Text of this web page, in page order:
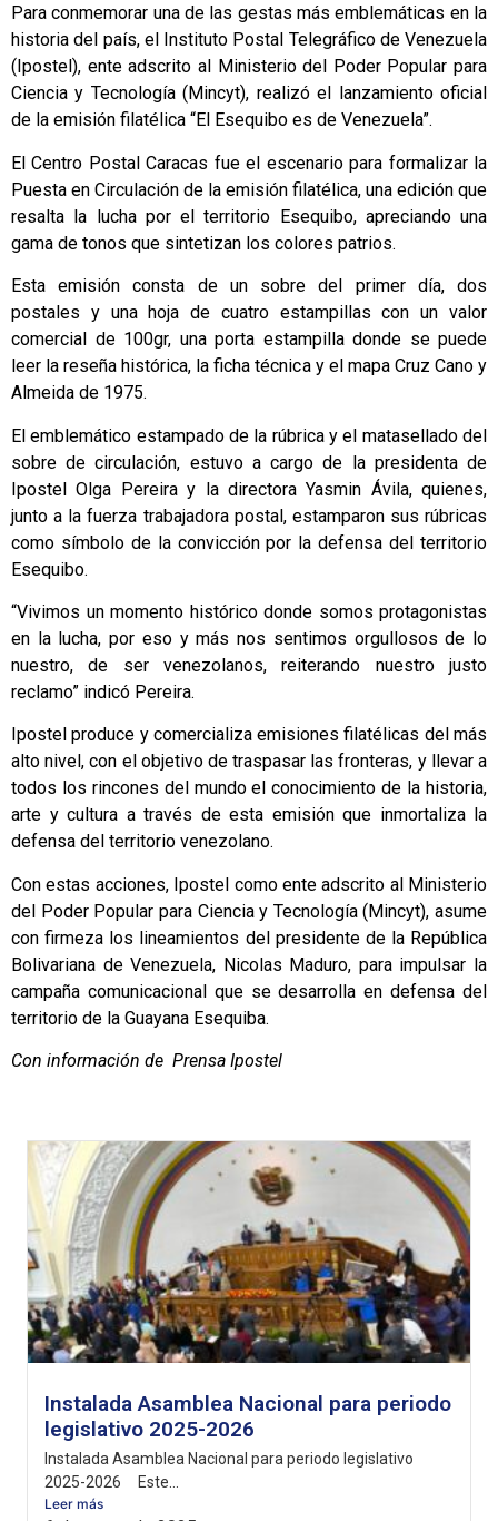
Para conmemorar una de las gestas más emblemáticas en la
historia del país, el Instituto Postal Telegráfico de Venezuela
(Ipostel), ente adscrito al Ministerio del Poder Popular para
Ciencia y Tecnología (Mincyt), realizó el lanzamiento oficial
de la emisión filatélica “El Esequibo es de Venezuela”.
El Centro Postal Caracas fue el escenario para formalizar la
Puesta en Circulación de la emisión filatélica, una edición que
resalta la lucha por el territorio Esequibo, apreciando una
gama de tonos que sintetizan los colores patrios.
Esta emisión consta de un sobre del primer día, dos
postales y una hoja de cuatro estampillas con un valor
comercial de 100gr, una porta estampilla donde se puede
leer la reseña histórica, la ficha técnica y el mapa Cruz Cano y
Almeida de 1975.
El emblemático estampado de la rúbrica y el matasellado del
sobre de circulación, estuvo a cargo de la presidenta de
Ipostel Olga Pereira y la directora Yasmin Ávila, quienes,
junto a la fuerza trabajadora postal, estamparon sus rúbricas
como símbolo de la convicción por la defensa del territorio
Esequibo.
“Vivimos un momento histórico donde somos protagonistas
en la lucha, por eso y más nos sentimos orgullosos de lo
nuestro, de ser venezolanos, reiterando nuestro justo
reclamo” indicó Pereira.
Ipostel produce y comercializa emisiones filatélicas del más
alto nivel, con el objetivo de traspasar las fronteras, y llevar a
todos los rincones del mundo el conocimiento de la historia,
arte y cultura a través de esta emisión que inmortaliza la
defensa del territorio venezolano.
Con estas acciones, Ipostel como ente adscrito al Ministerio
del Poder Popular para Ciencia y Tecnología (Mincyt), asume
con firmeza los lineamientos del presidente de la República
Bolivariana de Venezuela, Nicolas Maduro, para impulsar la
campaña comunicacional que se desarrolla en defensa del
territorio de la Guayana Esequiba.
Con información de Prensa Ipostel
Instalada Asamblea Nacional para periodo
legislativo 2025-2026
Instalada Asamblea Nacional para periodo legislativo
2025-2026 Este...
Leer más